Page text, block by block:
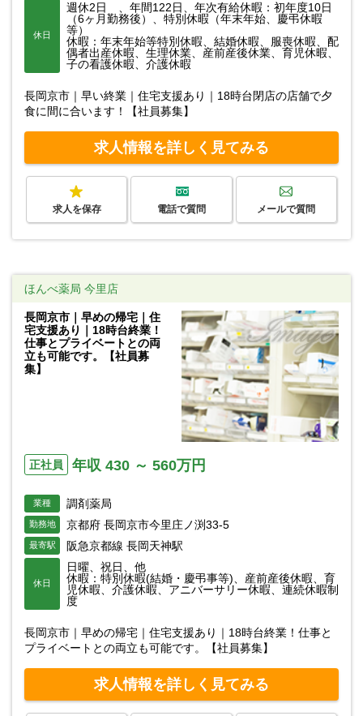
休日
週休2日 、年間122日、年次有給休暇：初年度10日
（6ヶ月勤務後）、特別休暇（年末年始、慶弔休暇
等）
休暇：年末年始等特別休暇、結婚休暇、服喪休暇、配
偶者出産休暇、生理休業、産前産後休業、育児休暇、
子の看護休暇、介護休暇
長岡京市｜早い終業｜住宅支援あり｜18時台閉店の店舗で夕
食に間に合います！【社員募集】
求人情報を詳しく見てみる
求人を保存 電話で質問 メールで質問
ほんべ薬局 今里店
長岡京市｜早めの帰宅｜住
宅支援あり｜18時台終業！
仕事とプライベートとの両
立も可能です。【社員募
集】
正社員 年収 430 ～ 560万円
業種 調剤薬局
勤務地 京都府 長岡京市今里庄ノ渕33-5
最寄駅 阪急京都線 長岡天神駅
休日
日曜、祝日、他
休暇：特別休暇(結婚・慶弔事等)、産前産後休暇、育
児休暇、介護休暇、アニバーサリー休暇、連続休暇制
度
長岡京市｜早めの帰宅｜住宅支援あり｜18時台終業！仕事と
プライベートとの両立も可能です。【社員募集】
求人情報を詳しく見てみる